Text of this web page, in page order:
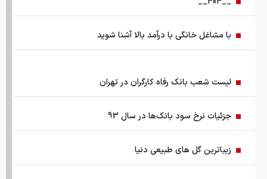
راهنمای جامع انتخاب و خرید مانتو آنلاین در سال ۱۴۰۵
همزمان با رونمایی شمش ایران، در مسابقه نقشه ایران شرکت
کمک ۱.۴ میلیارد یورویی اتحادیه اروپا به اوکراین از اموال روسیه
زمان واریز یارانه جدید دولت اعلام شد
فروش بی‌واسطه و تجمیع برق، راهکاری هوشمند برای صاحبان
با مشاغل خانگی با درآمد بالا آشنا شوید
لیست شعب بانک رفاه کارگران در تهران
جزئیات نرخ سود بانک‌ها در سال 93
زیباترین گل های طبیعی دنیا